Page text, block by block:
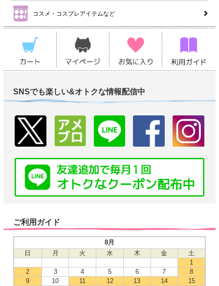
コスメ・コスプレアイテムなど
SNSでも楽しい&オトクな情報配信中
ご利用ガイド
8月
日
月 火 水 木 金
土
1
2
3 4 5 6 7
8
9
10 11 12 13 14
15